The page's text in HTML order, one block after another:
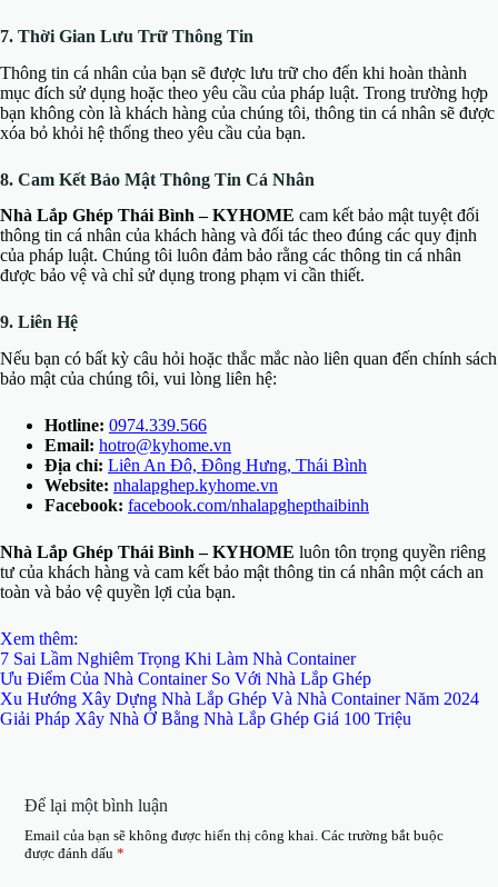
7. Thời Gian Lưu Trữ Thông Tin
Thông tin cá nhân của bạn sẽ được lưu trữ cho đến khi hoàn thành
mục đích sử dụng hoặc theo yêu cầu của pháp luật. Trong trường hợp
bạn không còn là khách hàng của chúng tôi, thông tin cá nhân sẽ được
xóa bỏ khỏi hệ thống theo yêu cầu của bạn.
8. Cam Kết Bảo Mật Thông Tin Cá Nhân
Nhà Lắp Ghép Thái Bình – KYHOME cam kết bảo mật tuyệt đối
thông tin cá nhân của khách hàng và đối tác theo đúng các quy định
của pháp luật. Chúng tôi luôn đảm bảo rằng các thông tin cá nhân
được bảo vệ và chỉ sử dụng trong phạm vi cần thiết.
9. Liên Hệ
Nếu bạn có bất kỳ câu hỏi hoặc thắc mắc nào liên quan đến chính sách
bảo mật của chúng tôi, vui lòng liên hệ:
Hotline: 0974.339.566
Email: hotro@kyhome.vn
Địa chỉ: Liên An Đô, Đông Hưng, Thái Bình
Website: nhalapghep.kyhome.vn
Facebook: facebook.com/nhalapghepthaibinh
Nhà Lắp Ghép Thái Bình – KYHOME luôn tôn trọng quyền riêng
tư của khách hàng và cam kết bảo mật thông tin cá nhân một cách an
toàn và bảo vệ quyền lợi của bạn.
Xem thêm:
7 Sai Lầm Nghiêm Trọng Khi Làm Nhà Container
Ưu Điểm Của Nhà Container So Với Nhà Lắp Ghép
Xu Hướng Xây Dựng Nhà Lắp Ghép Và Nhà Container Năm 2024
Giải Pháp Xây Nhà Ở Bằng Nhà Lắp Ghép Giá 100 Triệu
Để lại một bình luận
Email của bạn sẽ không được hiển thị công khai. Các trường bắt buộc
được đánh dấu*